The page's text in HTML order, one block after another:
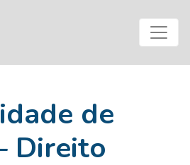
de
Direito